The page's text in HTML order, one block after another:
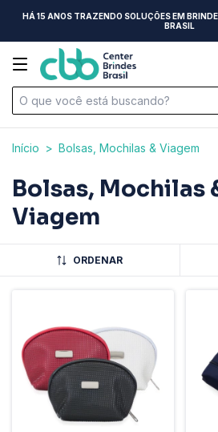
HÁ 15 ANOS TRAZENDO SOLUÇÕES EM
BRASIL
Início > Bolsas, Mochilas & Viagem
Bolsas, Mochilas
Viagem
ORDENAR